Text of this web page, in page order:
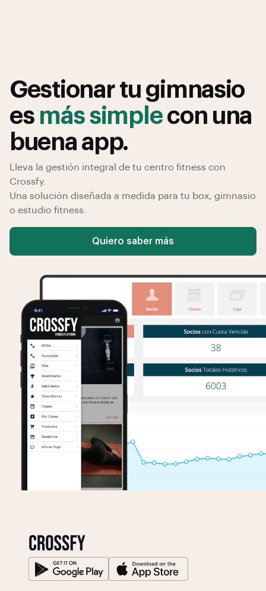
Gestionar tu gimnasio
es más simplecon una
buena app.
Lleva la gestión integral de tu centro fitness con
Crossfy.
Una solución diseñada a medida para tu box, gimnasio
o estudio fitness.
Quiero saber más